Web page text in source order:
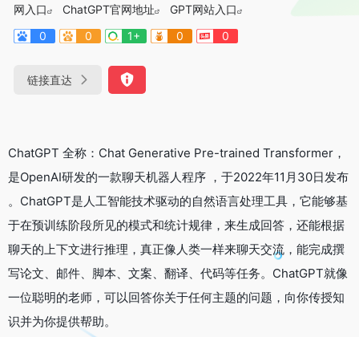
网入口
ChatGPT官网地址
GPT网站入口
0
0 1+ 0 0
链接直达
ChatGPT 全称：Chat Generative Pre-trained Transformer，
是OpenAI研发的一款聊天机器人程序 ，于2022年11月30日发布
。ChatGPT是人工智能技术驱动的自然语言处理工具，它能够基
于在预训练阶段所见的模式和统计规律，来生成回答，还能根据
聊天的上下文进行推理，真正像人类一样来聊天交流，能完成撰
写论文、邮件、脚本、文案、翻译、代码等任务。ChatGPT就像
一位聪明的老师，可以回答你关于任何主题的问题，向你传授知
识并为你提供帮助。